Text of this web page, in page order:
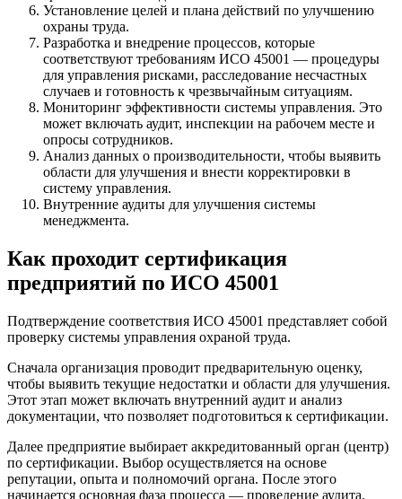
Установление целей и плана действий по улучшению
охраны труда.
Разработка и внедрение процессов, которые
соответствуют требованиям ИСО 45001 — процедуры
для управления рисками, расследование несчастных
случаев и готовность к чрезвычайным ситуациям.
Мониторинг эффективности системы управления. Это
может включать аудит, инспекции на рабочем месте и
опросы сотрудников.
Анализ данных о производительности, чтобы выявить
области для улучшения и внести корректировки в
систему управления.
Внутренние аудиты для улучшения системы
менеджмента.
Как проходит сертификация
предприятий по ИСО 45001
Подтверждение соответствия ИСО 45001 представляет собой
проверку системы управления охраной труда.
Сначала организация проводит предварительную оценку,
чтобы выявить текущие недостатки и области для улучшения.
Этот этап может включать внутренний аудит и анализ
документации, что позволяет подготовиться к сертификации.
Далее предприятие выбирает аккредитованный орган (центр)
по сертификации. Выбор осуществляется на основе
репутации, опыта и полномочий органа. После этого
начинается основная фаза процесса — проведение аудита.